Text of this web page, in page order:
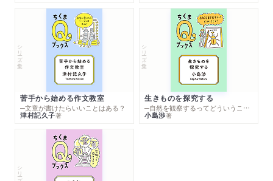
シリーズ・全集
苦手から始める作文教室
─文章が書けたらいいことはある？
津村記久子著
シリーズ・全集
生きものを探究する
─自然を観察するってどういうこと？
小島渉著
シリーズ・全集